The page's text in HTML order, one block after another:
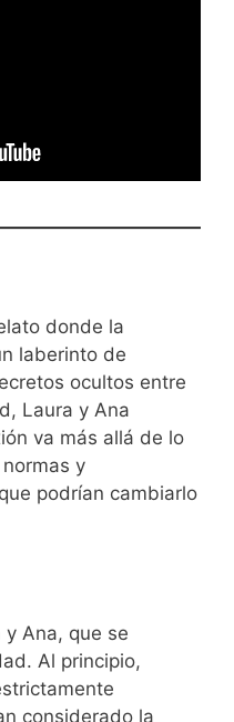
donde la
laberinto de
ocultos entre
Laura y Ana
va más allá de lo
y
podrían cambiarlo
Ana, que se
Al principio,
considerado la